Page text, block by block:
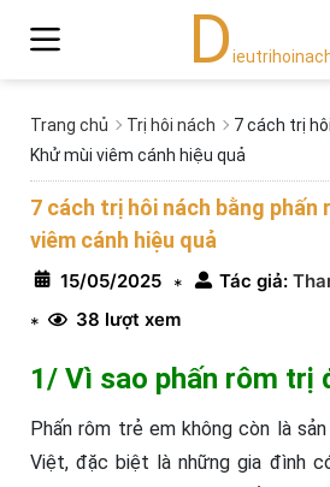
D
Trang chủ Trị hôi nách
7 cách trị
Khử mùi viêm cánh hiệu quả
7 cách trị hôi nách bằng phấn
viêm cánh hiệu quả
15/05/2025 * Tác giả:
*
38 lượt xem
1/ Vì sao phấn rôm trị
Phấn rôm trẻ em không còn là
Việt, đặc biệt là những gia đình